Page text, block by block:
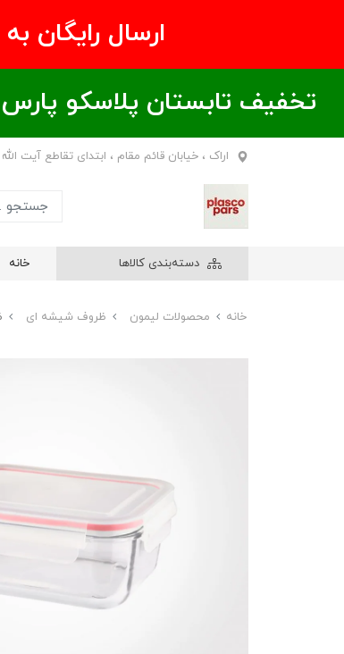
ارسال رایگان به
تخفیف تابستان پلاسکو پارس در خریدهای بالای ۶00
اراک ، خیابان قائم مقام ، ابتدای تقاطع آیت
دسته‌بندی کالاها خانه
خانه محصولات لیمون ظروف شیشه ای